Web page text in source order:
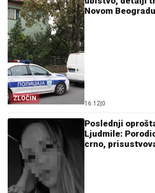
ZLOČIN
Novom Beogradu
16:12 0
Poslednji
Ljudmile:
crno,